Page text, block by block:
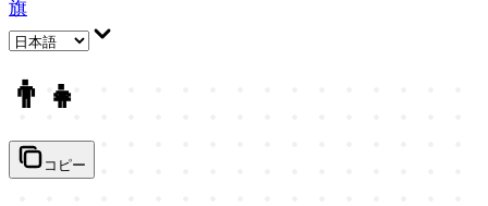
旗
👨‍👧
コピー